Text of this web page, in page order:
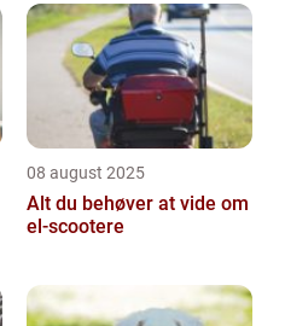
08 august 2025
Alt du behøver at vide om
el-scootere